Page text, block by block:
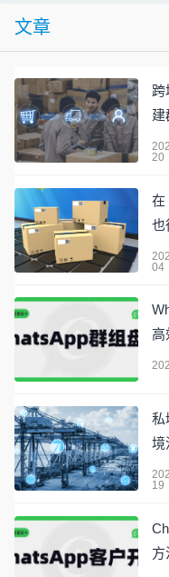
文章
跨
建
20
在
也
04
高
私
境
19
方